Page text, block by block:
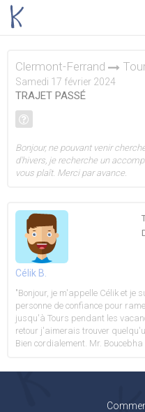
Clermont-Ferrand
Samedi 17 février 2024
TRAJET PASSÉ
Bonjour, ne pouvant venir
d'hivers, je recherche un
vous plaît. Merci par avance.
Célik B.
"Bonjour, je m'appelle Célik et
personne de confiance pour
jusqu'à Tours pendant les
retour j'aimerais trouver
Bien cordialement. Mr. Boucebha